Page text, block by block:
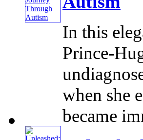
In this
Prince-
when she
became